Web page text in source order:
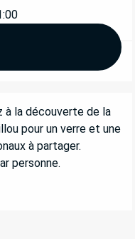
à la découverte de la
pour un verre et une
à partager.
personne.